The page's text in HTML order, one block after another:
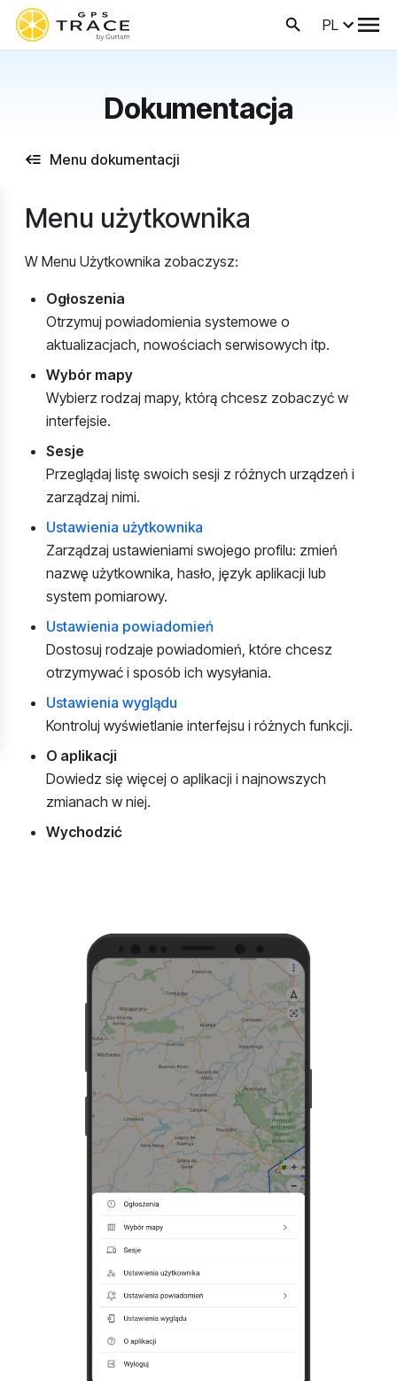
PL
Dokumentacja
Menu dokumentacji
Menu użytkownika
W Menu Użytkownika zobaczysz:
Ogłoszenia
Otrzymuj powiadomienia systemowe o
aktualizacjach, nowościach serwisowych itp.
Wybór mapy
Wybierz rodzaj mapy, którą chcesz zobaczyć w
interfejsie.
Sesje
Przeglądaj listę swoich sesji z różnych urządzeń i
zarządzaj nimi.
Ustawienia użytkownika
Zarządzaj ustawieniami swojego profilu: zmień
nazwę użytkownika, hasło, język aplikacji lub
system pomiarowy.
Ustawienia powiadomień
Dostosuj rodzaje powiadomień, które chcesz
otrzymywać i sposób ich wysyłania.
Ustawienia wyglądu
Kontroluj wyświetlanie interfejsu i różnych funkcji.
O aplikacji
Dowiedz się więcej o aplikacji i najnowszych
zmianach w niej.
Wychodzić